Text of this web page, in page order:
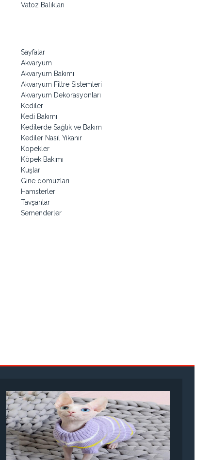
Vatoz Balıkları
Sayfalar
Akvaryum
Akvaryum Bakımı
Akvaryum Filtre Sistemleri
Akvaryum Dekorasyonları
Kediler
Kedi Bakımı
Kedilerde Sağlık ve Bakım
Kediler Nasıl Yıkanır
Köpekler
Köpek Bakımı
Kuşlar
Gine domuzları
Hamsterler
Tavşanlar
Semenderler